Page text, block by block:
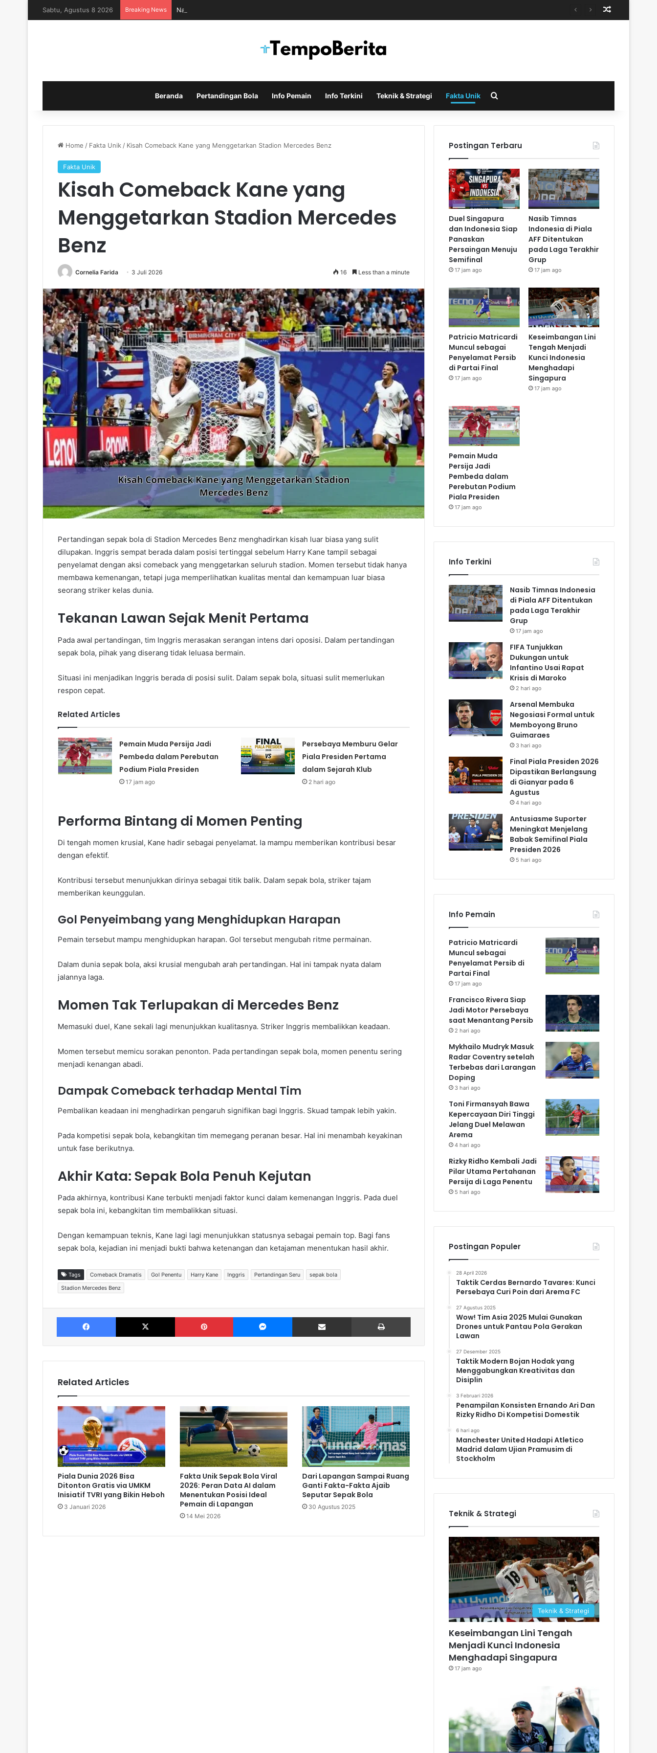
Sabtu, Agustus 8 2026 Breaking News Nasib Timnas Indonesia di Piala AFF Ditentukan pada Laga Terakhir Grup
Beranda Pertandingan Bola Info Pemain Info Terkini Teknik & Strategi Fakta Unik
Home / Fakta Unik / Kisah Comeback Kane yang Menggetarkan Stadion Mercedes Benz
Fakta Unik
Kisah Comeback Kane yang
Menggetarkan Stadion Mercedes
Benz
Cornelia Farida 3 Juli 2026 16 Less than a minute
Pertandingan sepak bola di Stadion Mercedes Benz menghadirkan kisah luar biasa yang sulit
dilupakan. Inggris sempat berada dalam posisi tertinggal sebelum Harry Kane tampil sebagai
penyelamat dengan aksi comeback yang menggetarkan seluruh stadion. Momen tersebut tidak hanya
membawa kemenangan, tetapi juga memperlihatkan kualitas mental dan kemampuan luar biasa
seorang striker kelas dunia.
Tekanan Lawan Sejak Menit Pertama
Pada awal pertandingan, tim Inggris merasakan serangan intens dari oposisi. Dalam pertandingan
sepak bola, pihak yang diserang tidak leluasa bermain.
Situasi ini menjadikan Inggris berada di posisi sulit. Dalam sepak bola, situasi sulit memerlukan
respon cepat.
Related Articles
Pemain Muda Persija Jadi
Pembeda dalam Perebutan
Podium Piala Presiden
17 jam ago
Persebaya Memburu Gelar
Piala Presiden Pertama
dalam Sejarah Klub
2 hari ago
Performa Bintang di Momen Penting
Di tengah momen krusial, Kane hadir sebagai penyelamat. Ia mampu memberikan kontribusi besar
dengan efektif.
Kontribusi tersebut menunjukkan dirinya sebagai titik balik. Dalam sepak bola, striker tajam
memberikan keunggulan.
Gol Penyeimbang yang Menghidupkan Harapan
Pemain tersebut mampu menghidupkan harapan. Gol tersebut mengubah ritme permainan.
Dalam dunia sepak bola, aksi krusial mengubah arah pertandingan. Hal ini tampak nyata dalam
jalannya laga.
Momen Tak Terlupakan di Mercedes Benz
Memasuki duel, Kane sekali lagi menunjukkan kualitasnya. Striker Inggris membalikkan keadaan.
Momen tersebut memicu sorakan penonton. Pada pertandingan sepak bola, momen penentu sering
menjadi kenangan abadi.
Dampak Comeback terhadap Mental Tim
Pembalikan keadaan ini menghadirkan pengaruh signifikan bagi Inggris. Skuad tampak lebih yakin.
Pada kompetisi sepak bola, kebangkitan tim memegang peranan besar. Hal ini menambah keyakinan
untuk fase berikutnya.
Akhir Kata: Sepak Bola Penuh Kejutan
Pada akhirnya, kontribusi Kane terbukti menjadi faktor kunci dalam kemenangan Inggris. Pada duel
sepak bola ini, kebangkitan tim membalikkan situasi.
Dengan kemampuan teknis, Kane lagi lagi menunjukkan statusnya sebagai pemain top. Bagi fans
sepak bola, kejadian ini menjadi bukti bahwa ketenangan dan ketajaman menentukan hasil akhir.
Tags Comeback Dramatis Gol Penentu Harry Kane Inggris Pertandingan Seru
sepak bola
Stadion Mercedes Benz
Facebook X Pinterest Messenger Share via Email
Related Articles
Piala Dunia 2026 Bisa
Ditonton Gratis via UMKM
Inisiatif TVRI yang Bikin Heboh
3 Januari 2026
Fakta Unik Sepak Bola Viral
2026: Peran Data AI dalam
Menentukan Posisi Ideal
Pemain di Lapangan
14 Mei 2026
Dari Lapangan Sampai Ruang
Ganti Fakta-Fakta Ajaib
Seputar Sepak Bola
30 Agustus 2025
Postingan Terbaru
Duel Singapura
dan Indonesia Siap
Panaskan
Persaingan Menuju
Semifinal
17 jam ago
Nasib Timnas
Indonesia di Piala
AFF Ditentukan
pada Laga Terakhir
Grup
17 jam ago
Patricio Matricardi
Muncul sebagai
Penyelamat Persib
di Partai Final
17 jam ago
Keseimbangan Lini
Tengah Menjadi
Kunci Indonesia
Menghadapi
Singapura
17 jam ago
Pemain Muda
Persija Jadi
Pembeda dalam
Perebutan Podium
Piala Presiden
17 jam ago
Info Terkini
Nasib Timnas Indonesia
di Piala AFF Ditentukan
pada Laga Terakhir
Grup
17 jam ago
FIFA Tunjukkan
Dukungan untuk
Infantino Usai Rapat
Krisis di Maroko
2 hari ago
Arsenal Membuka
Negosiasi Formal untuk
Memboyong Bruno
Guimaraes
3 hari ago
Final Piala Presiden 2026
Dipastikan Berlangsung
di Gianyar pada 6
Agustus
4 hari ago
Antusiasme Suporter
Meningkat Menjelang
Babak Semifinal Piala
Presiden 2026
5 hari ago
Info Pemain
Patricio Matricardi
Muncul sebagai
Penyelamat Persib di
Partai Final
17 jam ago
Francisco Rivera Siap
Jadi Motor Persebaya
saat Menantang Persib
2 hari ago
Mykhailo Mudryk Masuk
Radar Coventry setelah
Terbebas dari Larangan
Doping
3 hari ago
Toni Firmansyah Bawa
Kepercayaan Diri Tinggi
Jelang Duel Melawan
Arema
4 hari ago
Rizky Ridho Kembali Jadi
Pilar Utama Pertahanan
Persija di Laga Penentu
5 hari ago
Postingan Populer
28 April 2026
Taktik Cerdas Bernardo Tavares: Kunci
Persebaya Curi Poin dari Arema FC
27 Agustus 2025
Wow! Tim Asia 2025 Mulai Gunakan
Drones untuk Pantau Pola Gerakan
Lawan
27 Desember 2025
Taktik Modern Bojan Hodak yang
Menggabungkan Kreativitas dan
Disiplin
3 Februari 2026
Penampilan Konsisten Ernando Ari Dan
Rizky Ridho Di Kompetisi Domestik
6 hari ago
Manchester United Hadapi Atletico
Madrid dalam Ujian Pramusim di
Stockholm
Teknik & Strategi
Teknik & Strategi
Keseimbangan Lini Tengah
Menjadi Kunci Indonesia
Menghadapi Singapura
17 jam ago